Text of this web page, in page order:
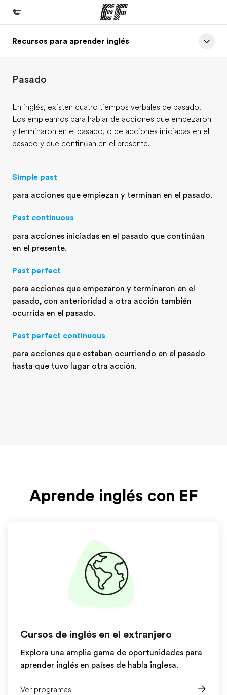
Inicio
Programas
Oficinas
Encuentra una oficina
Quiénes somos
Trabajos
Recursos para aprender inglés
Pasado
En inglés, existen cuatro tiempos verbales de pasado.
Los empleamos para hablar de acciones que empezaron
y terminaron en el pasado, o de acciones iniciadas en el
pasado y que continúan en el presente.
Simple past
para acciones que empiezan y terminan en el pasado.
Past continuous
para acciones iniciadas en el pasado que continúan
en el presente.
Past perfect
para acciones que empezaron y terminaron en el
pasado, con anterioridad a otra acción también
ocurrida en el pasado.
Past perfect continuous
para acciones que estaban ocurriendo en el pasado
hasta que tuvo lugar otra acción.
Aprende inglés con EF
Cursos de inglés en el extranjero
Explora una amplia gama de oportunidades para
aprender inglés en países de habla inglesa.
Ver programas